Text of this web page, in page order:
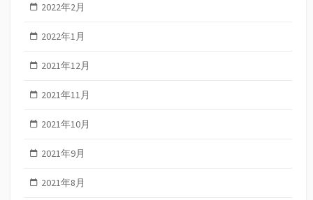
2022年2月
2022年1月
2021年12月
2021年11月
2021年10月
2021年9月
2021年8月